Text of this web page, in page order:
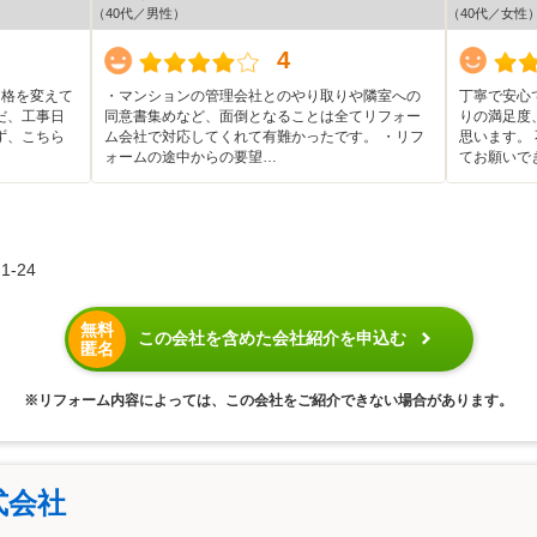
を変えて
、工事日
、こちら
（40代／男性）
4
・マンションの管理会社とのやり取りや隣室への
同意書集めなど、面倒となることは全てリフォー
ム会社で対応してくれて有難かったです。 ・リフ
ォームの途中からの要望…
（40代／女性
丁寧で安心
りの満足度
思います。
てお願い
24
無料
匿名
この会社を含めた会社紹介を申込む
※リフォーム内容によっては、この会社をご紹介できない場合があります。
会社